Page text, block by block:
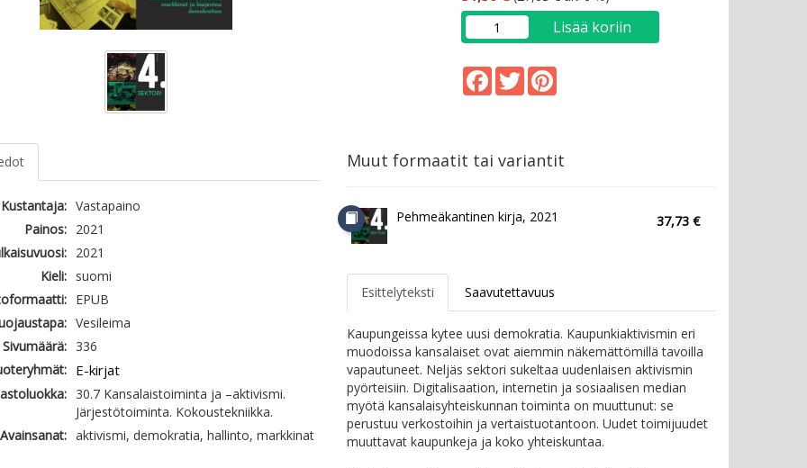
Lisää koriin
Facebook
Twitter
Kustantaja: Vastapaino
Painos:
2021
2021
Kieli:
suomi
EPUB
Vesileima
Sivumäärä:
336
E-kirjat
30.7 Kansalaistoiminta ja –aktivismi.
Järjestötoiminta. Kokoustekniikka.
Avainsanat: aktivismi, demokratia, hallinto, markkinat
Muut formaatit tai variantit
Pehmeäkantinen kirja, 2021 37,73 €
Esittelyteksti Saavutettavuus
Kaupungeissa kytee uusi demokratia. Kaupunkiaktivismin eri
muodoissa kansalaiset ovat aiemmin näkemättömillä tavoilla
vapautuneet. Neljäs sektori sukeltaa uudenlaisen aktivismin
pyörteisiin. Digitalisaation, internetin ja sosiaalisen median
myötä kansalaisyhteiskunnan toiminta on muuttunut: se
perustuu verkostoihin ja vertaistuotantoon. Uudet toimijuudet
muuttavat kaupunkeja ja koko yhteiskuntaa.